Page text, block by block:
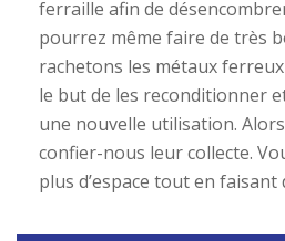
ferraille afin de
pourrez même faire de très
rachetons les métaux
le but de les reconditionner
une nouvelle utilisation.
confier-nous leur collecte.
plus d’espace tout en faisant